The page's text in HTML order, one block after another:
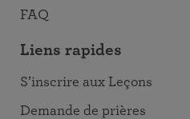
FAQ
Liens rapides
S’inscrire aux Leçons
Demande de prières